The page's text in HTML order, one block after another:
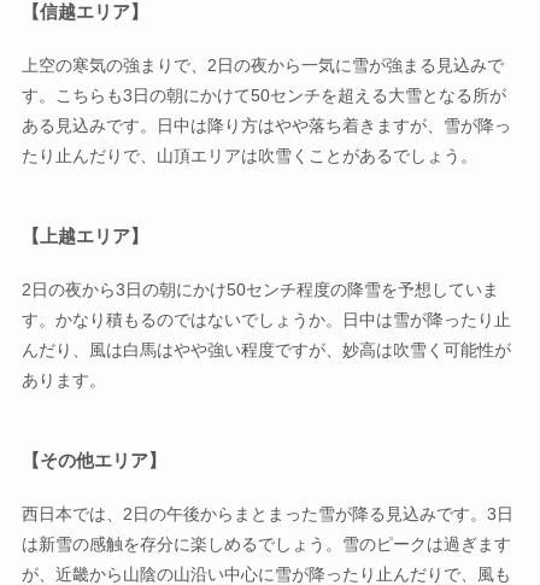
【信越エリア】
上空の寒気の強まりで、2日の夜から一気に雪が強まる見込みで
す。こちらも3日の朝にかけて50センチを超える大雪となる所が
ある見込みです。日中は降り方はやや落ち着きますが、雪が降っ
たり止んだりで、山頂エリアは吹雪くことがあるでしょう。
【上越エリア】
2日の夜から3日の朝にかけ50センチ程度の降雪を予想していま
す。かなり積もるのではないでしょうか。日中は雪が降ったり止
んだり、風は白馬はやや強い程度ですが、妙高は吹雪く可能性が
あります。
【その他エリア】
西日本では、2日の午後からまとまった雪が降る見込みです。3日
は新雪の感触を存分に楽しめるでしょう。雪のピークは過ぎます
が、近畿から山陰の山沿い中心に雪が降ったり止んだりで、風も